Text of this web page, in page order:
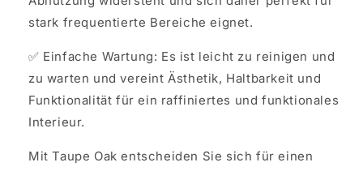
stark frequentierte Bereiche eignet.
✅ Einfache Wartung: Es ist leicht zu reinigen und
zu warten und vereint Ästhetik, Haltbarkeit und
Funktionalität für ein raffiniertes und funktionales
Interieur.
Mit Taupe Oak entscheiden Sie sich für einen